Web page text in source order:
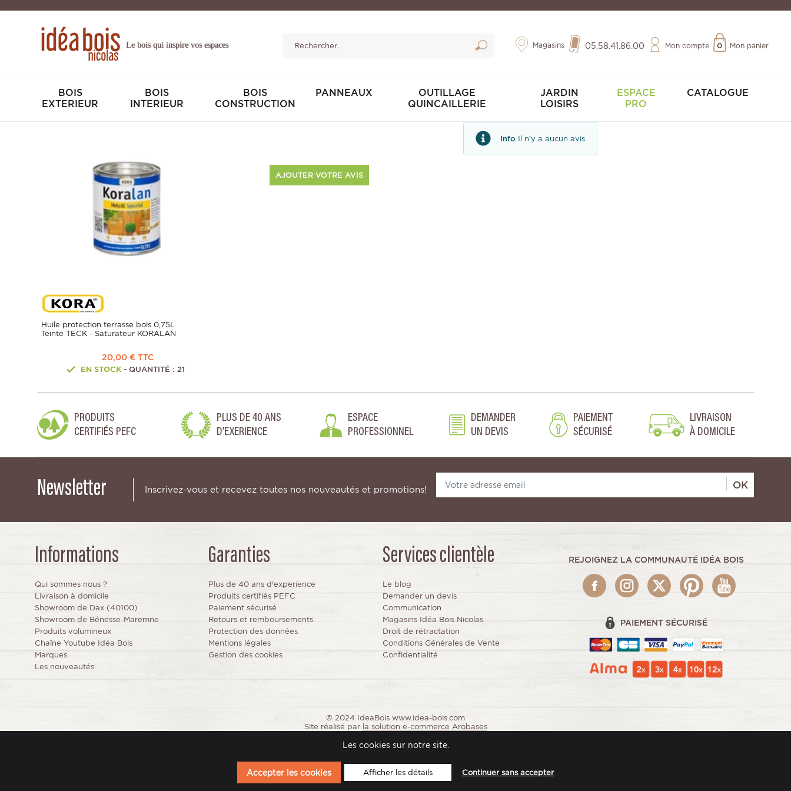
Le bois qui inspire vos espaces Magasins 05.58.41.86.00 Mon compte Mon panier
0
BOIS
EXTERIEUR
BOIS
INTERIEUR
BOIS
CONSTRUCTION
PANNEAUX
OUTILLAGE
QUINCAILLERIE
JARDIN
LOISIRS
ESPACE
PRO
CATALOGUE
Huile protection terrasse bois 0,75L
Teinte TECK - Saturateur KORALAN
20,00 € TTC
EN STOCK - QUANTITÉ : 21
Info Il n'y a aucun avis
AJOUTER VOTRE AVIS
PRODUITS
CERTIFIÉS PEFC
PLUS DE 40 ANS
D’EXERIENCE
ESPACE
PROFESSIONNEL
DEMANDER
UN DEVIS
PAIEMENT
SÉCURISÉ
LIVRAISON
À DOMICILE
Newsletter Inscrivez-vous et recevez toutes nos nouveautés et promotions! OK
Informations
Qui sommes nous ?
Livraison à domicile
Showroom de Dax (40100)
Showroom de Bénesse-Maremne
Produits volumineux
Chaîne Youtube Idéa Bois
Marques
Les nouveautés
Garanties
Plus de 40 ans d'experience
Produits certifiés PEFC
Paiement sécurisé
Retours et remboursements
Protection des données
Mentions légales
Gestion des cookies
Services clientèle
Le blog
Demander un devis
Communication
Magasins Idéa Bois Nicolas
Droit de rétractation
Conditions Générales de Vente
Confidentialité
REJOIGNEZ LA COMMUNAUTÉ IDÉA BOIS
PAIEMENT SÉCURISÉ
© 2024 IdeaBois www.idea-bois.com
Site réalisé par la solution e-commerce Arobases
Les cookies sur notre site.
Accepter les cookies Afficher les détails Continuer sans accepter